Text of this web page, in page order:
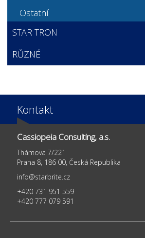
Ostatní
STAR TRON
RŮZNÉ
Kontakt
Cassiopeia Consulting, a.s.
Thámova 7/221
Praha 8, 186 00, Česká Republika
info@starbrite.cz
+420 731 951 559
+420 777 079 591